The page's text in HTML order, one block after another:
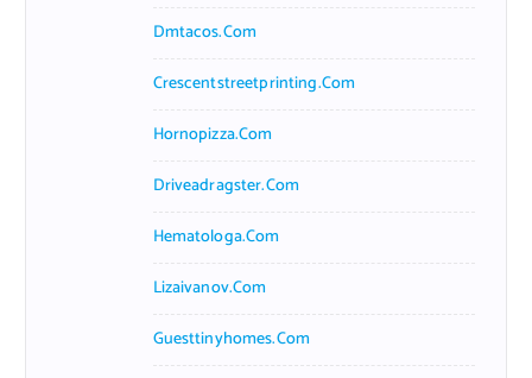
Dmtacos.com
Crescentstreetprinting.com
Hornopizza.com
Driveadragster.com
Hematologa.com
Lizaivanov.com
Guesttinyhomes.com